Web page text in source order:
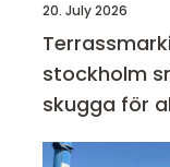
20. July 2026
stockholm smart
skugga för
uteplats